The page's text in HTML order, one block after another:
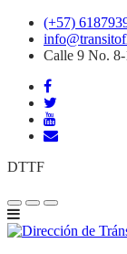
(+57)
Calle 9 No.
DTTF